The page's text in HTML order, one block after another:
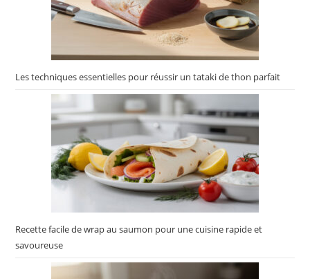
Les techniques essentielles pour réussir un tataki de thon parfait
Recette facile de wrap au saumon pour une cuisine rapide et
savoureuse